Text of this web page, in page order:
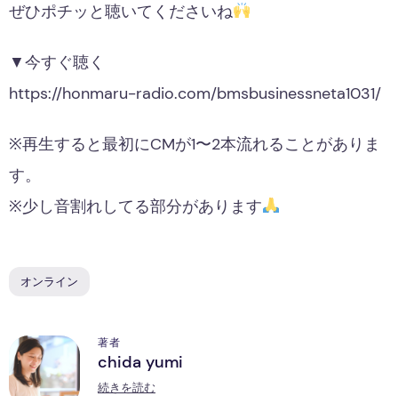
ぜひポチッと聴いてくださいね
▼今すぐ聴く
https://honmaru-radio.com/bmsbusinessneta1031/
※再生すると最初にCMが1〜2本流れることがありま
す。
※少し音割れしてる部分があります
オンライン
C
著者
chida yumi
続きを読む